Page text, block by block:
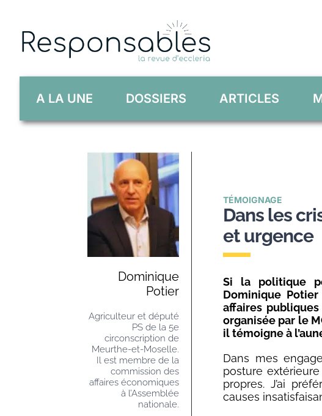
content
A LA UNE DOSSIERS ARTICLES
Dominique
Potier
Agriculteur et député
PS de la 5e
circonscription de
Meurthe-et-Moselle.
Il est membre de la
commission des
affaires économiques
à l’Assemblée
nationale.
TÉMOIGNAGE
Dans les
et urgence
Si la politique
Dominique
affaires
organisée par le
il témoigne à
Dans mes
posture
propres. J’ai
causes